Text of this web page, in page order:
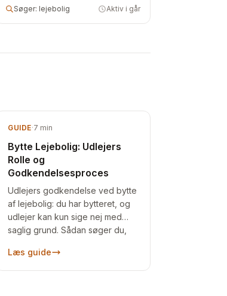
Søger: lejebolig Aktiv i går
GUIDE·7 min
Bytte Lejebolig: Udlejers
Rolle og
Godkendelsesproces
Udlejers godkendelse ved bytte
af lejebolig: du har bytteret, og
udlejer kan kun sige nej med
saglig grund. Sådan søger du,
Læs guide